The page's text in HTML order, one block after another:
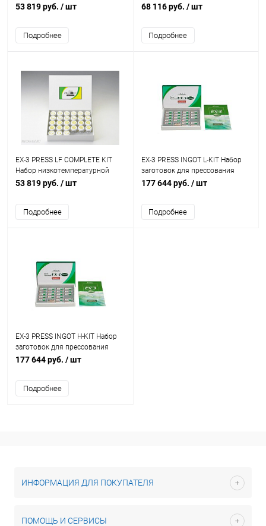
внутренних красителей
53 819 руб. / шт
Подробнее
68 116 руб. / шт
Подробнее
EX-3 PRESS LF COMPLETE KIT
Набор низкотемпературной
достроечной керамики
53 819 руб. / шт
Подробнее
EX-3 PRESS INGOT L-KIT Набор
заготовок для прессования
низкой прозрачности
177 644 руб. / шт
Подробнее
EX-3 PRESS INGOT H-KIT Набор
заготовок для прессования
высокой прозрачности
177 644 руб. / шт
Подробнее
ИНФОРМАЦИЯ ДЛЯ ПОКУПАТЕЛЯ
ПОМОЩЬ И СЕРВИСЫ